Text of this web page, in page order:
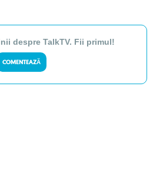
despre TalkTV. Fii primul!
COMENTEAZĂ